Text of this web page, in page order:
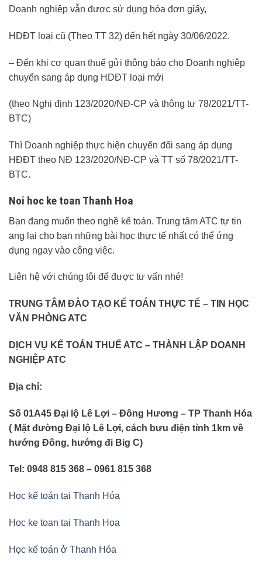
Doanh nghiệp vẫn được sử dụng hóa đơn giấy,
HDĐT loại cũ (Theo TT 32) đến hết ngày 30/06/2022.
– Đến khi cơ quan thuế gửi thông báo cho Doanh nghiệp
chuyển sang áp dụng HDĐT loại mới
(theo Nghị định 123/2020/NĐ-CP và thông tư 78/2021/TT-
BTC)
Thì Doanh nghiệp thực hiện chuyển đổi sang áp dụng
HĐĐT theo NĐ 123/2020/NĐ-CP và TT số 78/2021/TT-
BTC.
Noi hoc ke toan Thanh Hoa
Bạn đang muốn theo nghề kế toán. Trung tâm ATC tự tin
ang lại cho bạn những bài học thực tế nhất có thể ứng
dụng ngay vào công việc.
Liên hệ với chúng tôi để được tư vấn nhé!
TRUNG TÂM ĐÀO TẠO KẾ TOÁN THỰC TẾ – TIN HỌC
VĂN PHÒNG ATC
DỊCH VỤ KẾ TOÁN THUẾ ATC – THÀNH LẬP DOANH
NGHIỆP ATC
Địa chỉ:
Số 01A45 Đại lộ Lê Lợi – Đông Hương – TP Thanh Hóa
( Mặt đường Đại lộ Lê Lợi, cách bưu điện tỉnh 1km về
hướng Đông, hướng đi Big C)
Tel: 0948 815 368 – 0961 815 368
Học kế toán tại Thanh Hóa
Hoc ke toan tai Thanh Hoa
Học kế toán ở Thanh Hóa